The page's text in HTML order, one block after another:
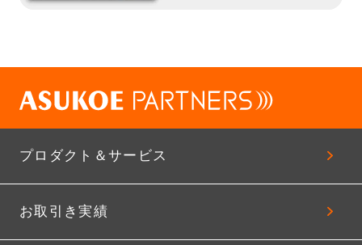
プロダクト＆サービス
お取引き実績